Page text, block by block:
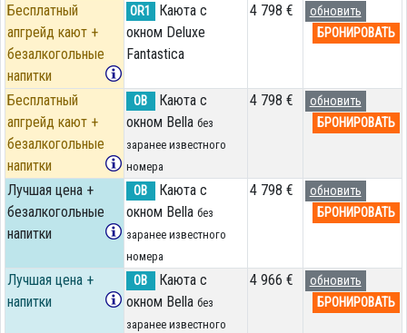
Бесплатный
апгрейд кают +
безалкогольные
напитки
OR1
Каюта с
окном Deluxe
Fantastica
4 798 €
обновить
БРОНИРОВАТЬ
Бесплатный
апгрейд кают +
безалкогольные
напитки
OB
Каюта с
окном Bella без
заранее известного
номера
4 798 €
обновить
БРОНИРОВАТЬ
Лучшая цена +
безалкогольные
напитки
OB
Каюта с
окном Bella без
заранее известного
номера
4 798 €
обновить
БРОНИРОВАТЬ
Лучшая цена +
напитки
OB
Каюта с
окном Bella без
заранее известного
4 966 €
обновить
БРОНИРОВАТЬ